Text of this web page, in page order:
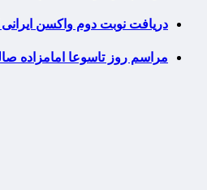
دریافت نوبت دوم واکسن
مراسم روز تاسوعا امامزاده